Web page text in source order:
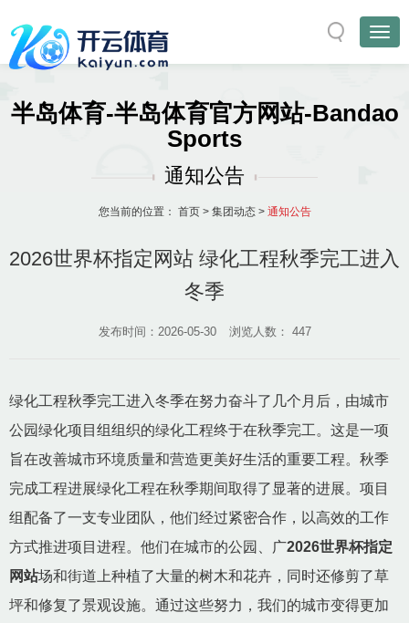
半岛体育-半岛体育官方网站-Bandao
Sports
通知公告
您当前的位置： 首页> 集团动态> 通知公告
2026世界杯指定网站 绿化工程秋季完工进入
冬季
发布时间：2026-05-30 浏览人数： 447
绿化工程秋季完工进入冬季在努力奋斗了几个月后，由城市
公园绿化项目组组织的绿化工程终于在秋季完工。这是一项
旨在改善城市环境质量和营造更美好生活的重要工程。秋季
完成工程进展绿化工程在秋季期间取得了显著的进展。项目
组配备了一支专业团队，他们经过紧密合作，以高效的工作
方式推进项目进程。他们在城市的公园、广2026世界杯指定
网站场和街道上种植了大量的树木和花卉，同时还修剪了草
坪和修复了景观设施。通过这些努力，我们的城市变得更加